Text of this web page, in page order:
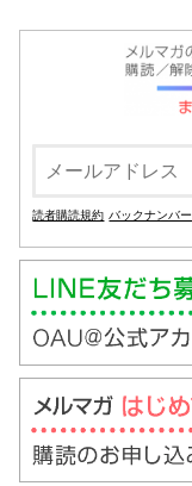
読者購読規約 バックナンバー